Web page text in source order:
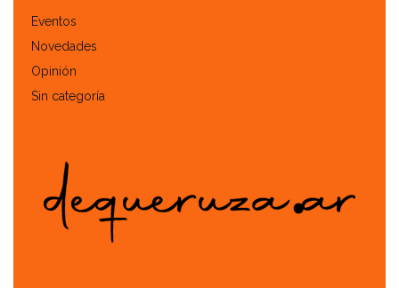
Eventos
Novedades
Opinión
Sin categoría